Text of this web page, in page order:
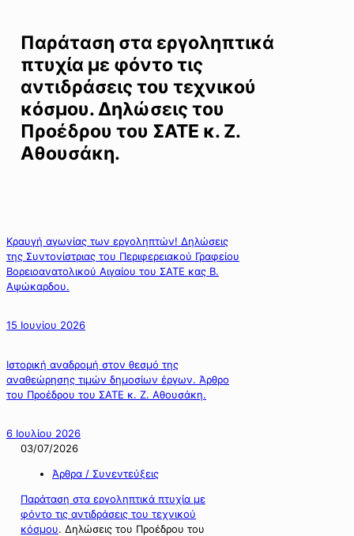
Παράταση στα εργοληπτικά
πτυχία με φόντο τις
αντιδράσεις του τεχνικού
κόσμου. Δηλώσεις του
Προέδρου του ΣΑΤΕ κ. Ζ.
Αθουσάκη.
Κραυγή αγωνίας των εργοληπτών! Δηλώσεις
της Συντονίστριας του Περιφερειακού Γραφείου
Βορειοανατολικού Αιγαίου του ΣΑΤΕ κας Β.
Αψώκαρδου.
15 Ιουνίου 2026
Ιστορική αναδρομή στον θεσμό της
αναθεώρησης τιμών δημοσίων έργων. Άρθρο
του Προέδρου του ΣΑΤΕ κ. Ζ. Αθουσάκη.
6 Ιουλίου 2026
03/07/2026
Άρθρα / Συνεντεύξεις
Παράταση στα εργοληπτικά πτυχία με
φόντο τις αντιδράσεις του τεχνικού
κόσμου. Δηλώσεις του Προέδρου του